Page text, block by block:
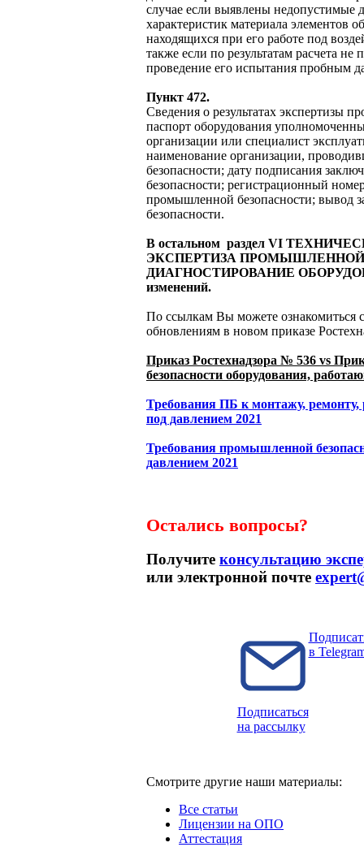
случае если выявлены недопустимые
характеристик материала элементов
находящихся при его работе под
также если по результатам расчета
проведение его испытания пробным
Пункт 472.
Сведения о результатах экспертизы
паспорт оборудования
организации или специалист
наименование организации,
безопасности; дату подписания
безопасности; регистрационный
промышленной безопасности; вывод
безопасности.
В остальном раздел VI
ЭКСПЕРТИЗА
ДИАГНОСТИРОВАНИЕ
изменений.
По ссылкам Вы можете ознакомиться
обновлениям в новом приказе
Приказ Ростехнадзора № 536 vs
безопасности оборудования,
Требования ПБ к монтажу, ремонту,
под давлением 2021
Требования промышленной
давлением 2021
Остались вопросы?
Получите консультацию
или электронной почте
Подписаться
на рассылку
в
Смотрите другие наши материалы:
Все статьи
Лицензии на ОПО
Аттестация